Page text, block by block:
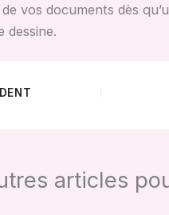
vos documents dès
dessine.
articles